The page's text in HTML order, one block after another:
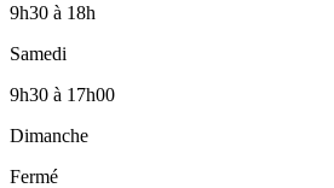
9h30 à 18h
Samedi
9h30 à 17h00
Dimanche
Fermé